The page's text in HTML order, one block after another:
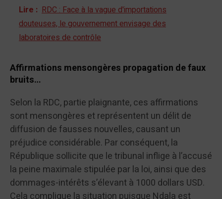
Lire : RDC : Face à la vague d'importations
douteuses, le gouvernement envisage des
laboratoires de contrôle
Affirmations mensongères propagation de faux
bruits…
Selon la RDC, partie plaignante, ces affirmations
sont mensongères et représentent un délit de
diffusion de fausses nouvelles, causant un
préjudice considérable. Par conséquent, la
République sollicite que le tribunal inflige à l’accusé
la peine maximale stipulée par la loi, ainsi que des
dommages-intérêts s’élevant à 1000 dollars USD.